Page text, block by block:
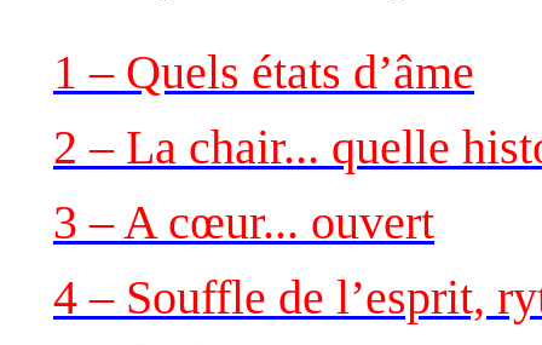
1 – Quels états d’âme
2 – La chair... quelle
3 – A cœur... ouvert
4 – Souffle de l’esprit,